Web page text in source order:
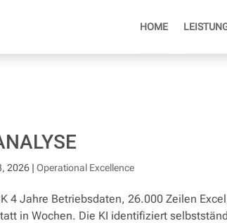
HOME
2026 |Operational Excellence
4 Jahre Betriebsdaten, 26.000 Zeilen
in Wochen. Die KI identifiziert